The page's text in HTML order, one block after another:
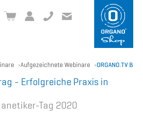
+49 8504 957999-0
ano.ch
Aufgezeichnete Webinare ORGANO.TV
- Erfolgreiche Praxis in
Tag 2020